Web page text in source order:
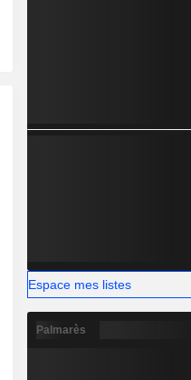
Espace mes listes
Palmarès